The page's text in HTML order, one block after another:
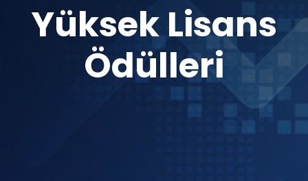
Yüksek Lisans
Ödülleri